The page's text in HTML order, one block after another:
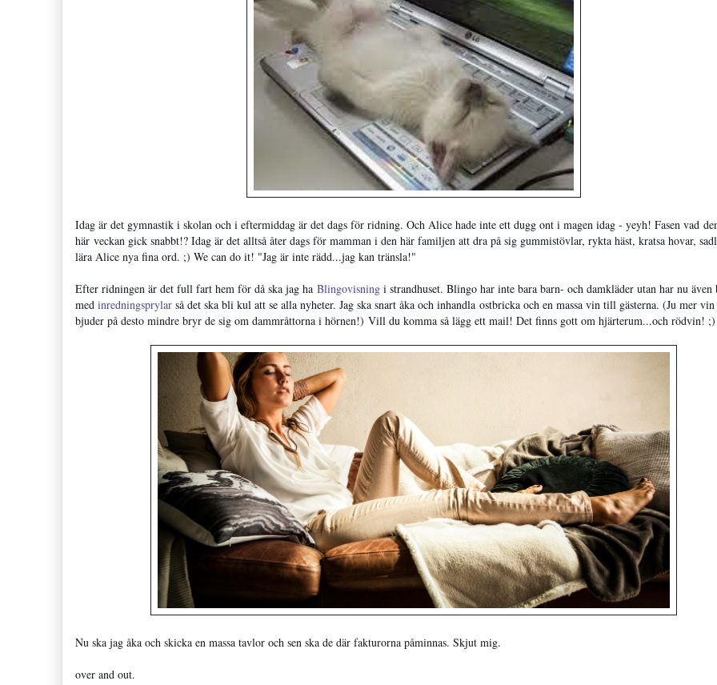
Idag är det gymnastik i skolan och i eftermiddag är det dags för ridning. Och Alice hade inte ett dugg ont i magen idag - yeyh! Fasen vad
här veckan gick snabbt!? Idag är det alltså åter dags för mamman i den här familjen att dra på sig gummistövlar, rykta häst, kratsa hovar,
lära Alice nya fina ord. ;) We can do it! "Jag är inte rädd...jag kan tränsla!"
Efter ridningen är det full fart hem för då ska jag ha Blingovisning i strandhuset. Blingo har inte bara barn- och damkläder utan har nu även
med inredningsprylar så det ska bli kul att se alla nyheter. Jag ska snart åka och inhandla ostbricka och en massa vin till gästerna. (Ju mer
bjuder på desto mindre bryr de sig om dammråttorna i hörnen!) Vill du komma så lägg ett mail! Det finns gott om hjärterum...och rödvin! ;)
Nu ska jag åka och skicka en massa tavlor och sen ska de där fakturorna påminnas. Skjut mig.
over and out.